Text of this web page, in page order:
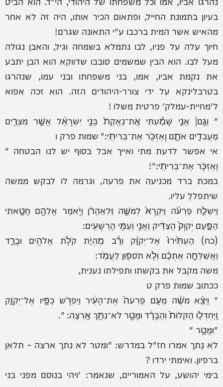
בעיון בתמונת החייל, ופתאום הכיר אותו, היה זה לא אחר
מהאיש אשר המית ברכבו ע"י התאונה שגרם!
חיוך עלה על פניו, לבו נתמלא בשמחה וגיל, והאבן נגולה
מעל לבו. הוא הבין שמשמים סובבו שדווקא הוא הבן יתבע
את נקמת אביו, אמו, בני משפחתו ובני עמו, שנהרגו
בטרבלינקא על ידי צורר-היהודים הזה. הוא זכה אפוא
ל'מחיית-עמלק' פרטית משלו !
" וְגַ֣ם׀ אֲנִ֣י שָׁמַ֗עְתִּי אֶֽת־נַאֲקַת֙ בְּנֵ֣י יִשְׂרָאֵ֔ל אֲשֶׁ֥ר מִצְרַ֖יִם
מַעֲבִדִ֣ים אֹתָ֑ם וָאֶזְכֹּ֖ר אֶת־בְּרִיתִֽי:" שמות פרק ו
אי אפשר לדעת מתי ואייך אבל בסוף יש לנו הבטחה "
וָאֶזְכֹּ֖ר אֶת־בְּרִיתִֽי:"!
במכת ברד מכניעה את פרעה, וגרמה לו לבקש ממשה
שיתפללַ עליו.
וַיִּשְׁלַ֣ח פַּרְעֹ֗ה וַיִּקְרָא֙ לְמֹשֶׁ֣ה וּֽלְאַהֲרֹ֔ן וַיֹּ֥אמֶר אֲלֵהֶ֖ם חָטָ֣אתִי
הַפָּ֑עַם יְקֹוָק֙ הַצַּדִּ֔יק וַאֲנִ֥י וְעַמִּ֖י הָרְשָׁעִֽים:
(כח) הַעְתִּ֙ירוּ֙ אֶל־יְקֹוָ֔ק וְרַ֕ב מִֽהְיֹ֛ת קֹלֹ֥ת אֱלֹהִ֖ים וּבָרָ֑ד
וַאֲשַׁלְּחָ֣ה אֶתְכֶ֔ם וְלֹ֥א תֹסִפ֖וּן לַעֲמֹֽד:
משה מקבל את בקשתו ותפילתו נענית,
ככתוב שמות פרק ט
" וַיֵּצֵ֨א מֹשֶׁ֜ה מֵעִ֤ם פַּרְעֹה֙ אֶת־הָעִ֔יר וַיִּפְרֹ֥שׂ כַּפָּ֖יו אֶל־יְקֹוָ֑ק
וַֽיַּחְדְּל֤וּ הַקֹּלוֹת֙ וְהַבָּרָ֔ד וּמָטָ֖ר לֹא־נִתַּ֥ךְ אָֽרְצָה: ".
"וּמָטָ֖ר "
לֹא נַּתך אמרו חז"ל במדרש: "ומטר לא נתך ארצה – תלאן
ברפיון. ואימתי ירדו ?
בימי יהושע, על האמוריים, שנאמר: 'ויהי בנוסם מפני בני